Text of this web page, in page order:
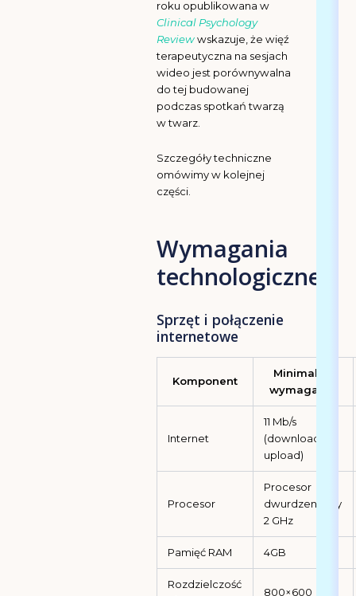
roku opublikowana w
Clinical Psychology
Reviewwskazuje, że więź
terapeutyczna na sesjach
wideo jest porównywalna
do tej budowanej
podczas spotkań twarzą
w twarz.
Szczegóły techniczne
omówimy w kolejnej
części.
Wymagania
technologiczne
Sprzęt i połączenie
internetowe
Komponent
Minimalne
wymagania
Internet
11 Mb/s
(download i
upload)
Procesor
Procesor
dwurdzeniowy
2 GHz
Pamięć RAM 4GB
Rozdzielczość
800×600